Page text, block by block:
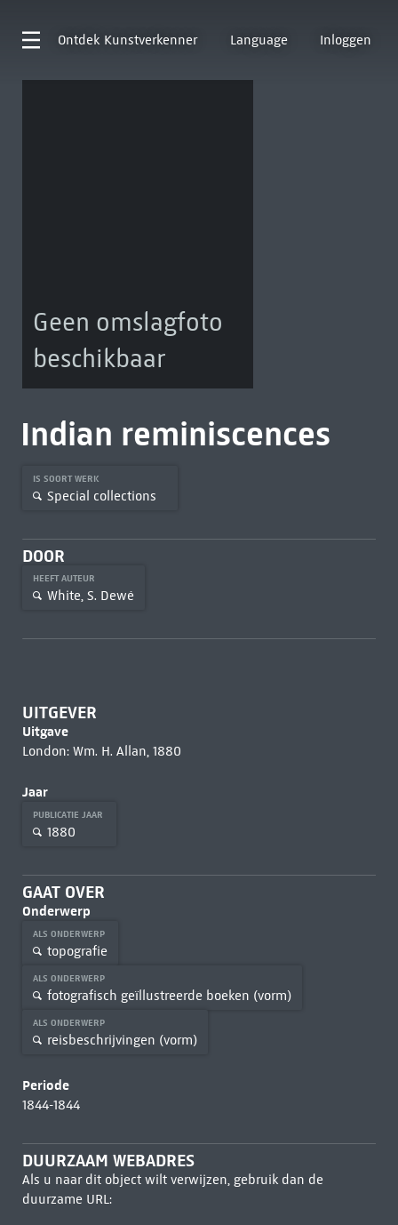
Ontdek Kunstverkenner Language Inloggen
Geen omslagfoto
beschikbaar
Indian reminiscences
IS SOORT WERK
Special collections
DOOR
HEEFT AUTEUR
White, S. Dewé
UITGEVER
Uitgave
London: Wm. H. Allan, 1880
Jaar
PUBLICATIE JAAR
1880
GAAT OVER
Onderwerp
ALS ONDERWERP
topografie
ALS ONDERWERP
fotografisch geïllustreerde boeken (vorm)
ALS ONDERWERP
reisbeschrijvingen (vorm)
Periode
1844-1844
DUURZAAM WEBADRES
Als u naar dit object wilt verwijzen, gebruik dan de
duurzame URL: